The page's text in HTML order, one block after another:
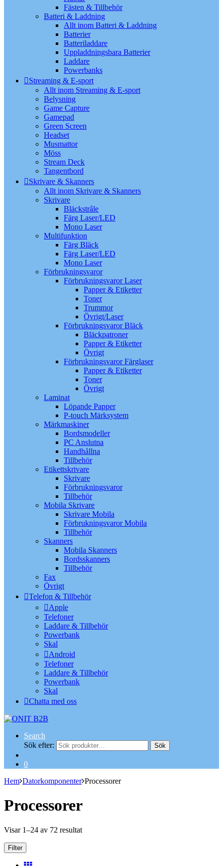
Fästen & Tillbehör
Batteri & Laddning
Allt inom Batteri & Laddning
Batterier
Batteriladdare
Uppladdningsbara Batterier
Laddare
Powerbanks
Streaming & E-sport
Allt inom Streaming & E-sport
Belysning
Game Capture
Gamepad
Green Screen
Headset
Musmattor
Möss
Stream Deck
Tangentbord
Skrivare & Skanners
Allt inom Skrivare & Skanners
Skrivare
Bläckstråle
Färg Laser/LED
Mono Laser
Multifunktion
Färg Bläck
Färg Laser/LED
Mono Laser
Förbrukningsvaror
Förbrukningsvaror Laser
Papper & Etiketter
Toner
Trummor
Övrigt/Laser
Förbrukningsvaror Bläck
Bläckpatroner
Papper & Etiketter
Övrigt
Förbrukningsvaror Färglaser
Papper & Etiketter
Toner
Övrigt
Laminat
Löpande Papper
P-touch Märksystem
Märkmaskiner
Bordsmodeller
PC Anslutna
Handhållna
Tillbehör
Etikettskrivare
Skrivare
Förbrukningsvaror
Tillbehör
Mobila Skrivare
Skrivare Mobila
Förbrukningsvaror Mobila
Tillbehör
Skanners
Mobila Skanners
Bordsskanners
Tillbehör
Fax
Övrigt
Telefon & Tillbehör
Apple
Telefoner
Laddare & Tillbehör
Powerbank
Skal
Android
Telefoner
Laddare & Tillbehör
Powerbank
Skal
Chatta med oss
Search
Sök efter:
Sök
0
Hem Datorkomponenter Processorer
Processorer
Visar 1–24 av 72 resultat
Filter